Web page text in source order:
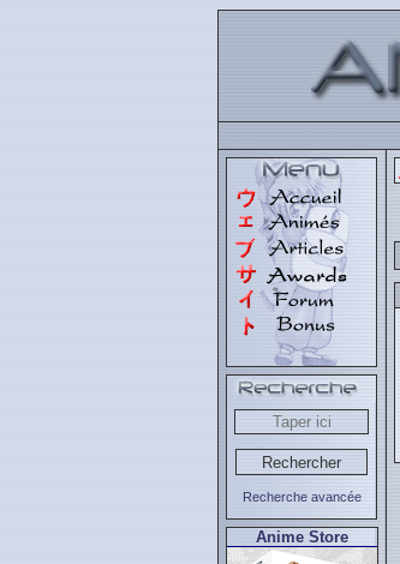
Recherche avancée
Anime Store